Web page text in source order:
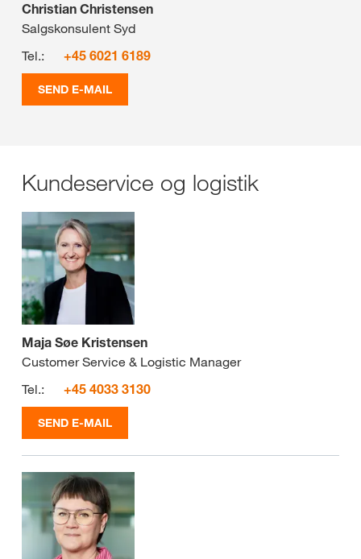
Christian Christensen
Salgskonsulent Syd
Tel.:
+45 6021 6189
SEND E-MAIL
Kundeservice og logistik
Maja Søe Kristensen
Customer Service & Logistic Manager
Tel.:
+45 4033 3130
SEND E-MAIL